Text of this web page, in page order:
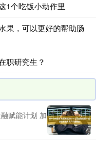
1个吃饭小动作里
果，可以更好的帮助肠
职研究生？
赋能计划 加